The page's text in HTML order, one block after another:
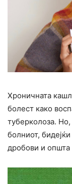
Хроничната
болест како
туберколоза.
болниот,
дробови и општа